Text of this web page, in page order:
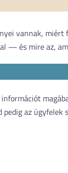
vannak,
— és mire az,
az ügyfelek